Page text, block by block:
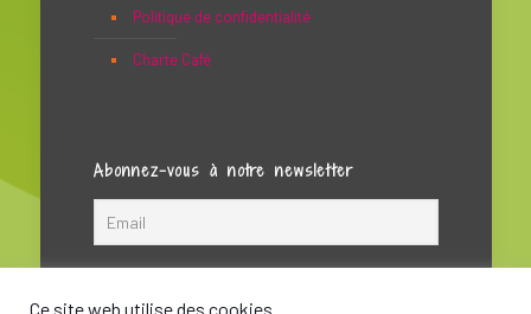
Politique de confidentialité
Charte Café
Abonnez-vous à notre newsletter
Ce site web utilise des cookies